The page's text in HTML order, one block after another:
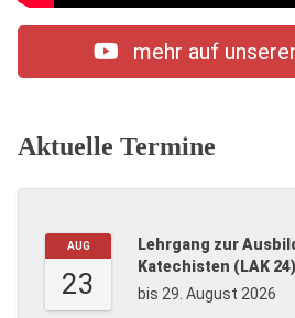
mehr auf
Aktuelle Termine
AUG
23
Lehrgang zur
Katechisten (LAK 24)
bis 29. August 2026